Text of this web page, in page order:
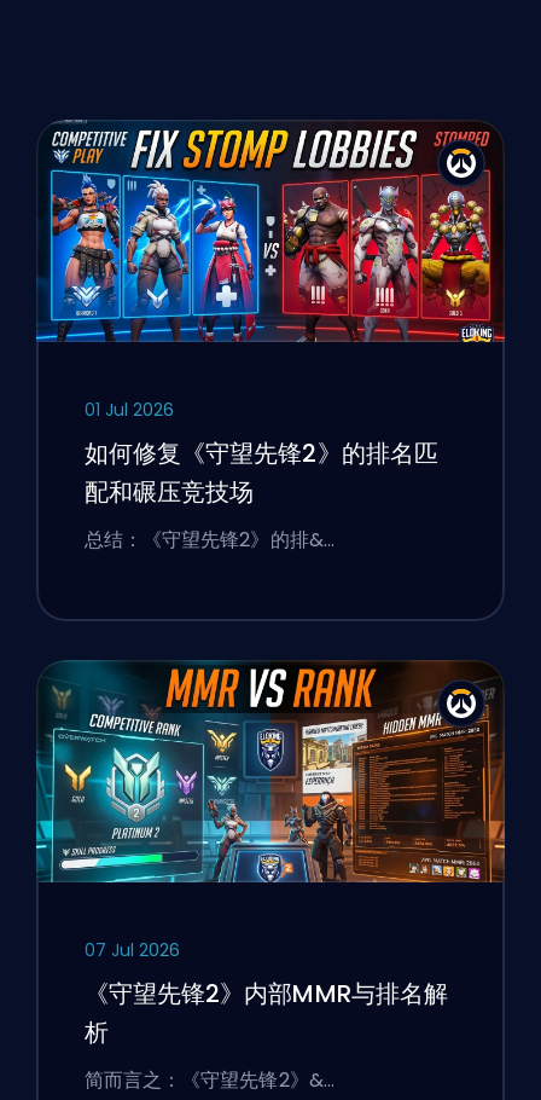
01 Jul 2026
如何修复《守望先锋2》的排名匹
配和碾压竞技场
总结：《守望先锋2》的排&…
07 Jul 2026
《守望先锋2》内部MMR与排名解
析
简而言之：《守望先锋2》&…